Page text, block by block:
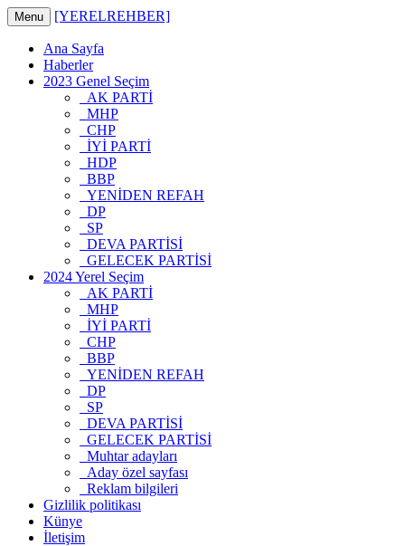
Menu [YERELREHBER]
Ana Sayfa
Haberler
2023 Genel Seçim
AK PARTİ
MHP
CHP
İYİ PARTİ
HDP
BBP
YENİDEN REFAH
DP
SP
DEVA PARTİSİ
GELECEK PARTİSİ
2024 Yerel Seçim
AK PARTİ
MHP
İYİ PARTİ
CHP
BBP
YENİDEN REFAH
DP
SP
DEVA PARTİSİ
GELECEK PARTİSİ
Muhtar adayları
Aday özel sayfası
Reklam bilgileri
Gizlilik politikası
Künye
İletişim